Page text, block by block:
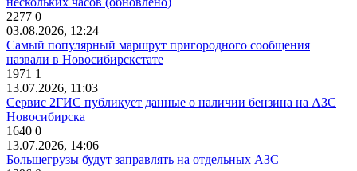
2277 0
03.08.2026, 12:24
Самый популярный маршрут пригородного сообщения
назвали в Новосибирскстате
1971 1
13.07.2026, 11:03
Сервис 2ГИС публикует данные о наличии бензина на АЗС
Новосибирска
1640 0
13.07.2026, 14:06
Большегрузы будут заправлять на отдельных АЗС